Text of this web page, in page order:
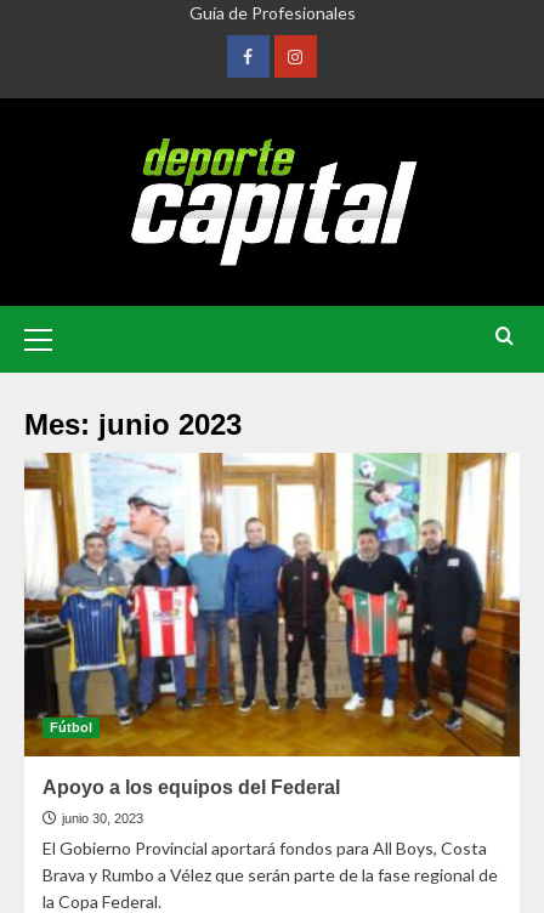
Guía de Profesionales
Mes: junio 2023
Fútbol
Apoyo a los equipos del Federal
junio 30, 2023
El Gobierno Provincial aportará fondos para All Boys, Costa
Brava y Rumbo a Vélez que serán parte de la fase regional de
la Copa Federal.